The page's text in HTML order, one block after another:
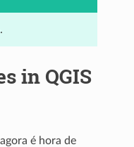
in QGIS
é hora de